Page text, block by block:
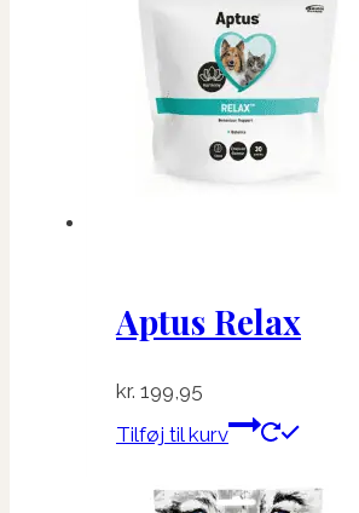
Aptus Relax
kr. 199,95
Tilføj til kurv